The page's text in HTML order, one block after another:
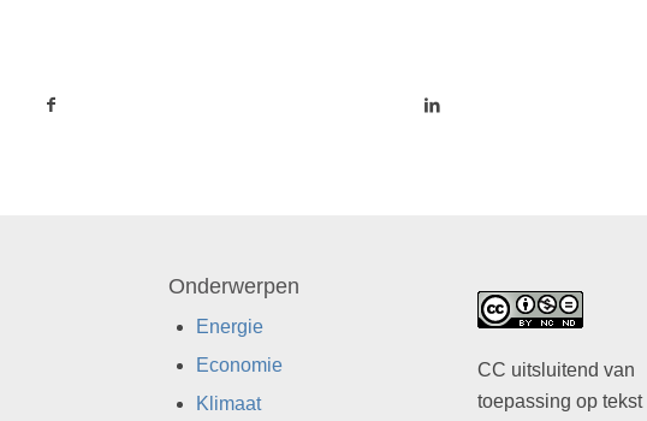
Onderwerpen
Energie
Economie
Klimaat
CC uitsluitend van
toepassing op tekst